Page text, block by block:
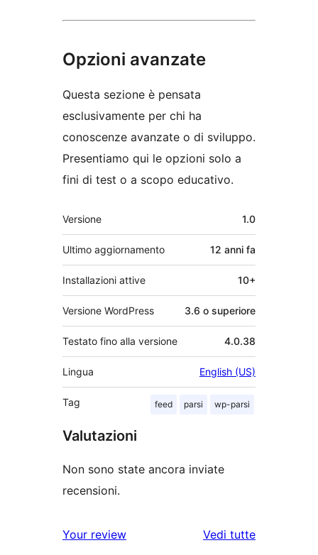
Opzioni avanzate
Questa sezione è pensata
esclusivamente per chi ha
conoscenze avanzate o di sviluppo.
Presentiamo qui le opzioni solo a
fini di test o a scopo educativo.
Meta
Versione 1.0
Ultimo aggiornamento 12 anni fa
Installazioni attive 10+
Versione WordPress 3.6 o superiore
Testato fino alla versione 4.0.38
Lingua English (US)
Tag feed parsi wp-parsi
Valutazioni
Non sono state ancora inviate
recensioni.
Your review Vedi tuttele